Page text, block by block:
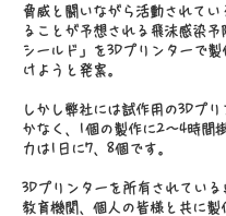
脅威と闘いながら活動されてい
ることが予想される飛沫感染予
シールド」を3Dプリンターで
けようと発案。
しかし弊社には試作用の3Dプ
かなく、1個の製作に2～4時間
力は1日に7、8個です。
3Dプリンターを所有されている
教育機関、個人の皆様と共に製